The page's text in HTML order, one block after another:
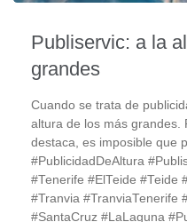
Publiservic: a la
grandes
Cuando se trata de
altura de los más grandes.
destaca, es imposible que
#PublicidadDeAltura
#Tenerife #ElTeide #Teide
#Tranvia #TranviaTenerife
#SantaCruz #LaLaguna